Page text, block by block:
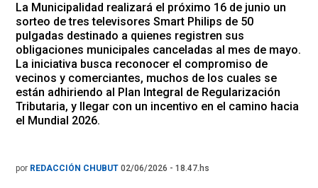
La Municipalidad realizará el próximo 16 de junio un
sorteo de tres televisores Smart Philips de 50
pulgadas destinado a quienes registren sus
obligaciones municipales canceladas al mes de mayo.
La iniciativa busca reconocer el compromiso de
vecinos y comerciantes, muchos de los cuales se
están adhiriendo al Plan Integral de Regularización
Tributaria, y llegar con un incentivo en el camino hacia
el Mundial 2026.
por REDACCIÓN CHUBUT 02/06/2026 - 18.47.hs